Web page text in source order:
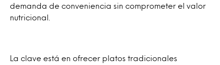
demanda de conveniencia sin comprometer el valor
nutricional.
La clave está en ofrecer platos tradicionales